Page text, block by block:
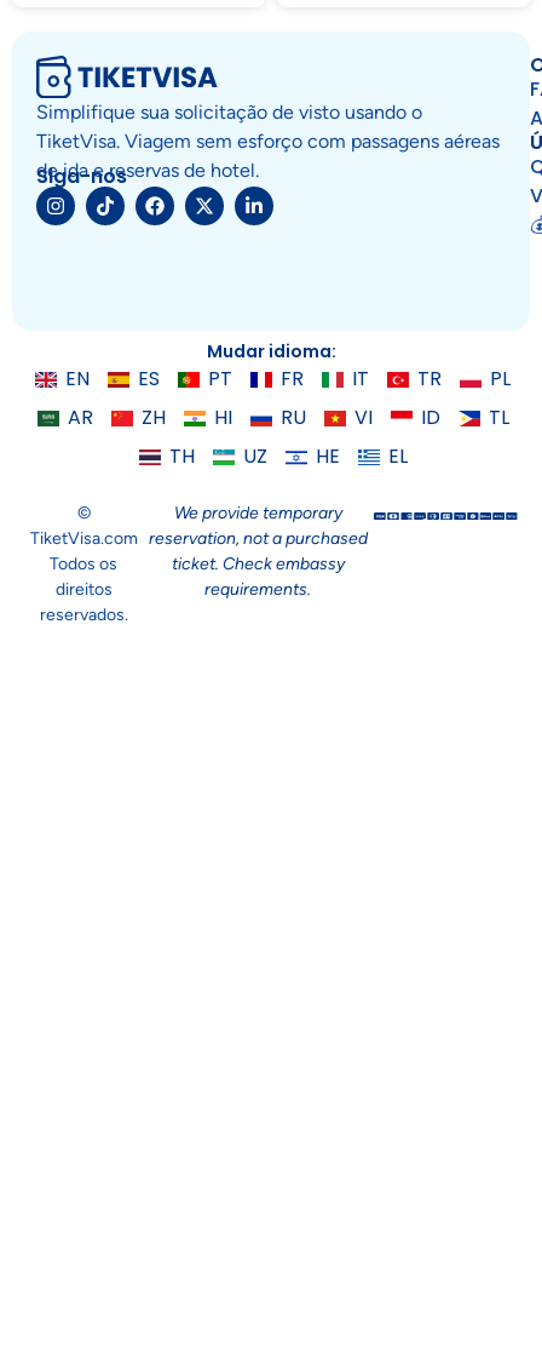
Simplifique sua solicitação de visto usando o
TiketVisa. Viagem sem esforço com passagens aéreas
de ida e reservas de hotel.
Siga-nos
Mudar idioma:
EN ES PT FR IT TR
PL
AR
ZH HI RU VI ID
TL
TH
UZ HE EL
©
TiketVisa.com
Todos os
direitos
reservados.
We provide temporary
reservation, not a purchased
ticket. Check embassy
requirements.